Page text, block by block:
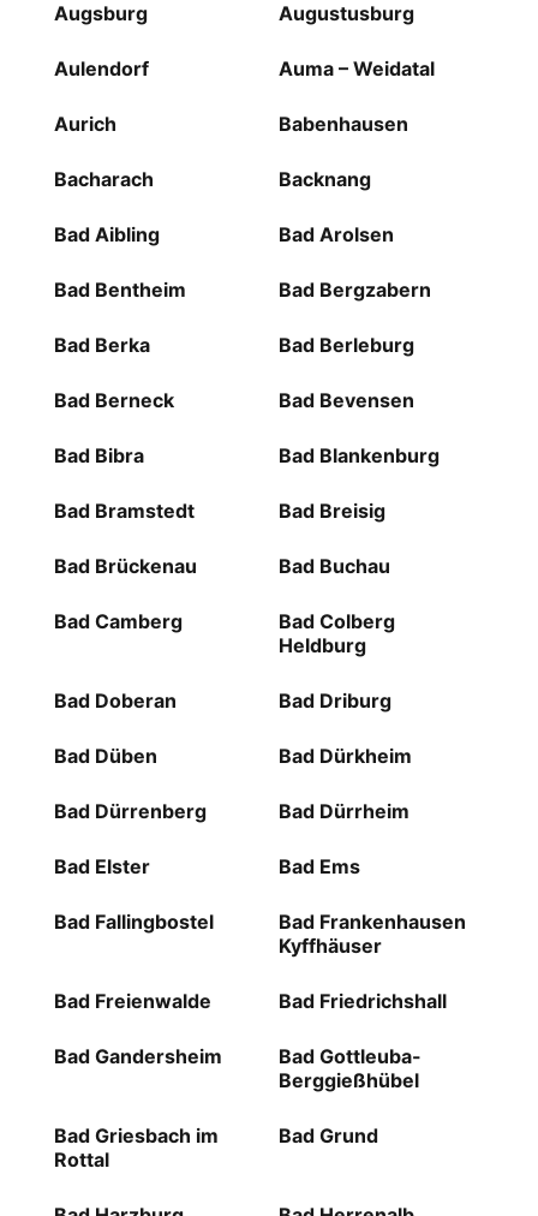
Augsburg Augustusburg
Aulendorf Auma – Weidatal
Aurich Babenhausen
Bacharach Backnang
Bad Aibling Bad Arolsen
Bad Bentheim Bad Bergzabern
Bad Berka Bad Berleburg
Bad Berneck Bad Bevensen
Bad Bibra Bad Blankenburg
Bad Bramstedt Bad Breisig
Bad Brückenau Bad Buchau
Bad Camberg
Bad Colberg
Heldburg
Bad Doberan Bad Driburg
Bad Düben Bad Dürkheim
Bad Dürrenberg Bad Dürrheim
Bad Elster Bad Ems
Bad Fallingbostel
Bad Frankenhausen
Kyffhäuser
Bad Freienwalde Bad Friedrichshall
Bad Gandersheim
Bad Gottleuba-
Berggießhübel
Bad Griesbach im
Rottal
Bad Grund